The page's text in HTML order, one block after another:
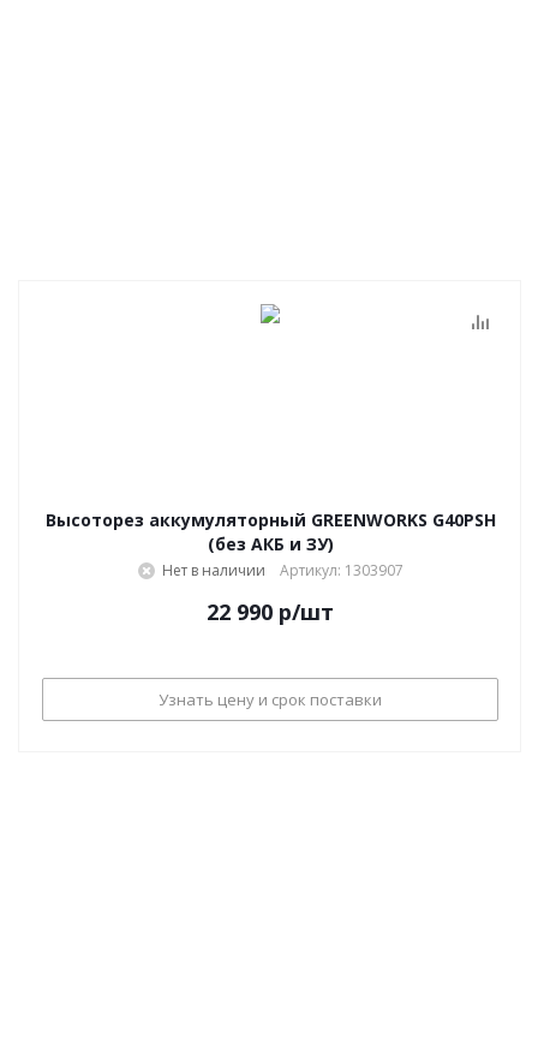
Высоторез аккумуляторный GREENWORKS G40PSH
(без АКБ и ЗУ)
Нет в наличии Артикул: 1303907
22 990 р/шт
Узнать цену и срок поставки